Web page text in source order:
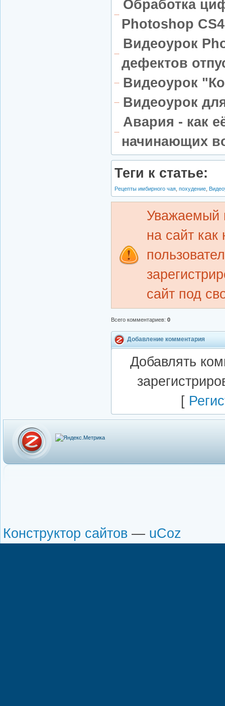
Обработка
Photoshop
Видеоурок
дефектов
Видеоурок
Видеоурок
Авария - как
начинающих
Теги к статье:
Рецепты имбирного чая похудение
Уважаемый
на сайт как
сайт под
Всего комментариев: 0
Добавление комментария
Добавлять
[
Конструктор сайтов — uCoz